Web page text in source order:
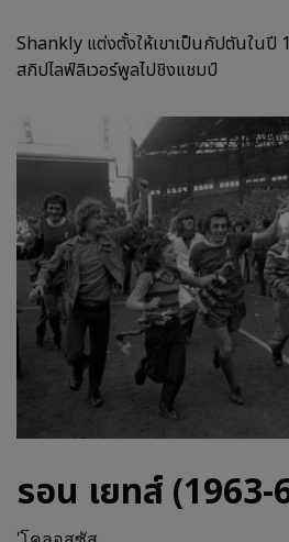
Shankly แต่งตั้งให้เขาเป็นกัปตันในปี
สกิปไลฟ์ลิเวอร์พูลไปชิงแชมป์
รอน เยทส์ (1963-